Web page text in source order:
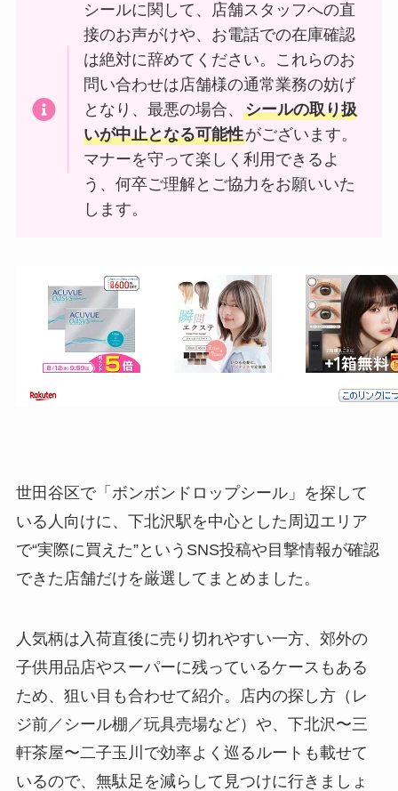
シールに関して、店舗スタッフへの直
接のお声がけや、お電話での在庫確認
は絶対に辞めてください。これらのお
問い合わせは店舗様の通常業務の妨げ
となり、最悪の場合、シールの取り扱
いが中止となる可能性がございます。
マナーを守って楽しく利用できるよ
う、何卒ご理解とご協力をお願いいた
します。
世田谷区で「ボンボンドロップシール」を探して
いる人向けに、下北沢駅を中心とした周辺エリア
で“実際に買えた”というSNS投稿や目撃情報が確認
できた店舗だけを厳選してまとめました。
人気柄は入荷直後に売り切れやすい一方、郊外の
子供用品店やスーパーに残っているケースもある
ため、狙い目も合わせて紹介。店内の探し方（レ
ジ前／シール棚／玩具売場など）や、下北沢〜三
軒茶屋〜二子玉川で効率よく巡るルートも載せて
いるので、無駄足を減らして見つけに行きましょ